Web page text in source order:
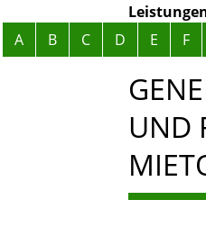
A B C D E F
UND